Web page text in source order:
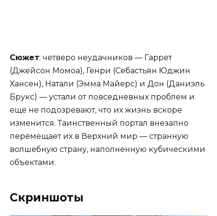
Сюжет: четверо неудачников — Гаррет
(Джейсон Момоа), Генри (Себастьян Юджин
Хансен), Натали (Эмма Майерс) и Дон (Даниэль
Брукс) — устали от повседневных проблем и
ещё не подозревают, что их жизнь вскоре
изменится. Таинственный портал внезапно
перемещает их в Верхний мир — странную
волшебную страну, наполненную кубическими
объектами.
Скриншоты